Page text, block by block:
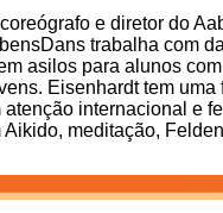
e diretor do
trabalha com
asilos para alunos
Eisenhardt tem
atenção internacional e
meditação,